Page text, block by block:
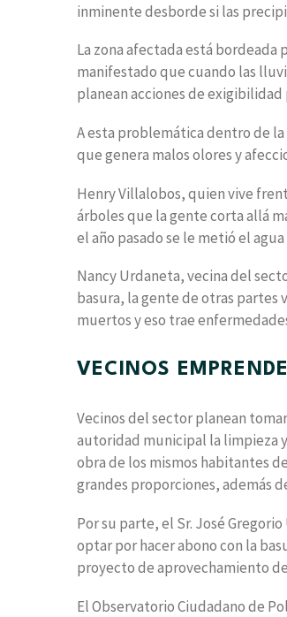
inminente desborde si las
La zona afectada está bordeada
manifestado que cuando las
planean acciones de
A esta problemática dentro de
que genera malos olores y
Henry Villalobos, quien vive
árboles que la gente corta allá
el año pasado se le metió el
Nancy Urdaneta, vecina del
basura, la gente de otras partes
muertos y eso trae
VECINOS
Vecinos del sector planean
autoridad municipal la limpieza
obra de los mismos habitantes
grandes proporciones, además
Por su parte, el Sr. José
optar por hacer abono con la
proyecto de aprovechamiento
El Observatorio Ciudadano de